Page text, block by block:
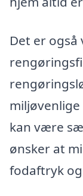
Det er
kan være
ønsker at
fodaftryk